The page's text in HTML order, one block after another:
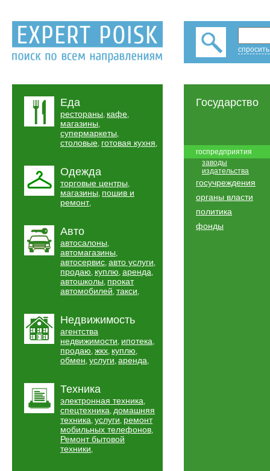
Еда
рестораны, кафе,
магазины,
супермаркеты,
столовые, готовая кухня,
Одежда
торговые центры,
магазины, пошив и
ремонт,
Авто
автосалоны,
автомагазины,
автосервис, авто услуги,
продаю, куплю, аренда,
автошколы, прокат
автомобилей, такси,
Недвижимость
агентства
недвижимости, ипотека,
продаю, жкх, куплю,
обмен, услуги, аренда,
Техника
электронная техника,
спецтехника, домашняя
техника, услуги, ремонт
мобильных телефонов,
Ремонт бытовой
техники,
Государство
госпредприятия
заводы
издательства
госучреждения
органы власти
политика
фонды